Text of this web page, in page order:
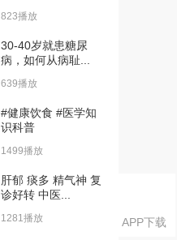
APP下载
823播放
30-40岁就患糖尿
病，如何从病耻...
639播放
#健康饮食 #医学知
识科普
1499播放
肝郁 痰多 精气神 复
诊好转 中医...
1281播放